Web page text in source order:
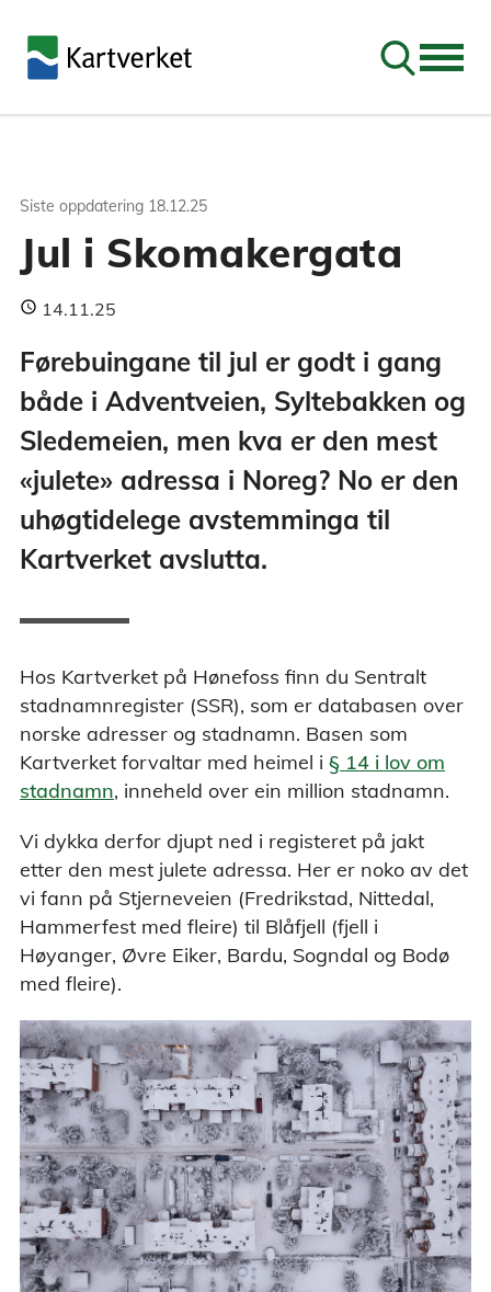
Søk
Siste oppdatering 18.12.25
Jul i Skomakergata
14.11.25
Førebuingane til jul er godt i gang
både i Adventveien, Syltebakken og
Sledemeien, men kva er den mest
«julete» adressa i Noreg? No er den
uhøgtidelege avstemminga til
Kartverket avslutta.
Hos Kartverket på Hønefoss finn du Sentralt
stadnamnregister (SSR), som er databasen over
norske adresser og stadnamn. Basen som
Kartverket forvaltar med heimel i § 14 i lov om
stadnamn, inneheld over ein million stadnamn.
Vi dykka derfor djupt ned i registeret på jakt
etter den mest julete adressa. Her er noko av det
vi fann på Stjerneveien (Fredrikstad, Nittedal,
Hammerfest med fleire) til Blåfjell (fjell i
Høyanger, Øvre Eiker, Bardu, Sogndal og Bodø
med fleire).